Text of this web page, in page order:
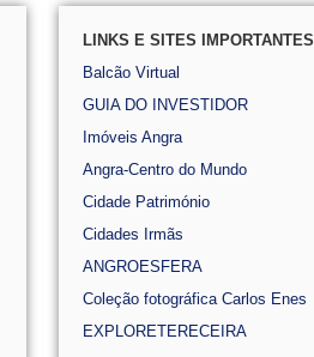
LINKS E SITES IMPORTANTES
Balcão Virtual
GUIA DO INVESTIDOR
Imóveis Angra
Angra-Centro do Mundo
Cidade Património
Cidades Irmãs
ANGROESFERA
Coleção fotográfica Carlos Enes
EXPLORETERECEIRA